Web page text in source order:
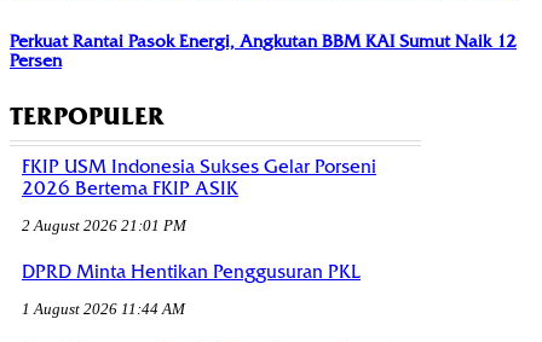
Perkuat Rantai Pasok Energi, Angkutan BBM KAI Sumut Naik 12
Persen
TERPOPULER
FKIP USM Indonesia Sukses Gelar Porseni
2026 Bertema FKIP ASIK
2 August 2026 21:01 PM
DPRD Minta Hentikan Penggusuran PKL
1 August 2026 11:44 AM